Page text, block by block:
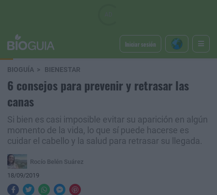
Iniciar sesión
BIOGUÍA BIENESTAR
6 consejos para prevenir y retrasar las
canas
Si bien es casi imposible evitar su aparición en algún
momento de la vida, lo que sí puede hacerse es
cuidar el cabello y la salud para retrasar su llegada.
Rocío Belén Suárez
18/09/2019